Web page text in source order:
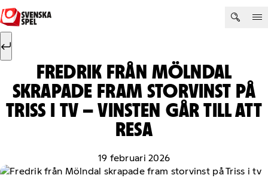
Hoppa till innehåll
Sök efter:
FREDRIK FRÅN MÖLNDAL
SKRAPADE FRAM STORVINST PÅ
TRISS I TV – VINSTEN GÅR TILL ATT
RESA
19 februari 2026